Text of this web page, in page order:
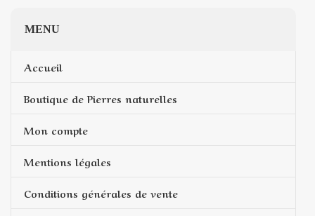
MENU
Accueil
Boutique de Pierres naturelles
Mon compte
Mentions légales
Conditions générales de vente